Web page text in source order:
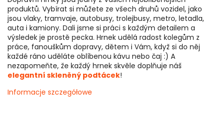
produktů. Vybírat si můžete ze všech druhů vozidel, jako
jsou vlaky, tramvaje, autobusy, trolejbusy, metro, letadla,
auta i kamiony. Dali jsme si práci s každým detailem a
výsledek je prostě pecka. Hrnek udělá radost kolegům z
práce, fanouškům dopravy, dětem i Vám, když si do něj
každé ráno uděláte oblíbenou kávu nebo čaj :) A
nezapomeňte, že každý hrnek skvěle doplňuje náš
elegantní skleněný podtácek!
Informacje szczegółowe